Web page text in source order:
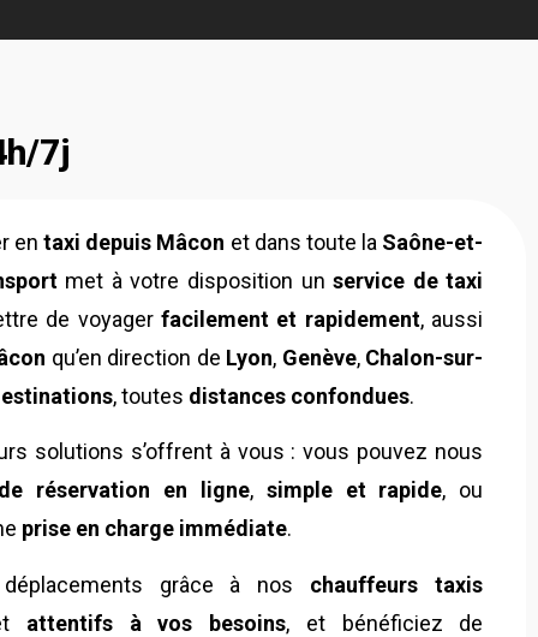
7j
entaxi depuis Mâcon et dans toute la Saône-et-
met à votre disposition unservice de taxi
de voyagerfacilement et rapidement, aussi
qu’en direction de Lyon, Genève, Chalon-sur-
, toutes distances confondues.
solutions s’offrent à vous : vous pouvez nous
réservation en ligne, simple et rapide, ou
prise en charge immédiate.
grâce à nos chauffeurs taxis
attentifs à vos besoins, et bénéficiez de